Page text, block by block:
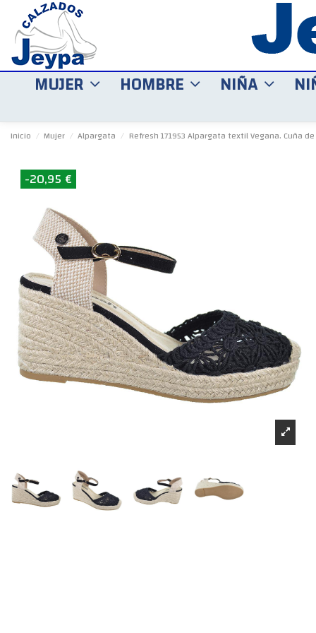
MUJER HOMBRE NIÑA
Inicio Mujer Alpargata Refresh 171953 Alpargata textil Vegana. Cuña
-20,95 €